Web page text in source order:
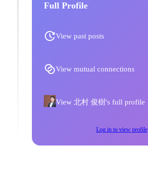
Full Profile
View past posts
View mutual connections
View 北村 俊樹's full profile
Log in to view profile